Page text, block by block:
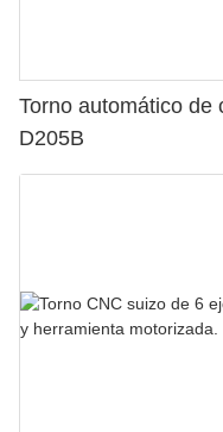
Torno automático de
D205B